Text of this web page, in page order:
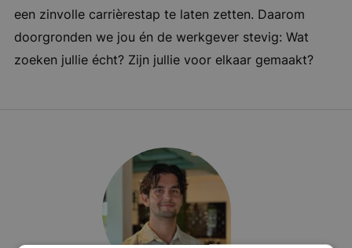
een zinvolle carrièrestap te laten zetten. Daarom
doorgronden we jou én de werkgever stevig: Wat
zoeken jullie écht? Zijn jullie voor elkaar gemaakt?